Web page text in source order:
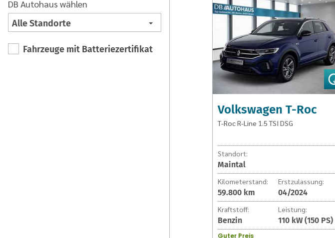
DB Autohaus wählen
Fahrzeuge mit Batteriezertifikat
Roc
T-
Roc
R-
Line
1.5
TSI
DSG
Volkswagen T-Roc
T-Roc R-Line 1.5 TSI DSG
Standort:
Maintal
Kilometerstand:
59.800 km
Erstzulassung:
04/2024
Kraftstoff:
Benzin
Leistung:
110 kW (150 PS)
Guter Preis